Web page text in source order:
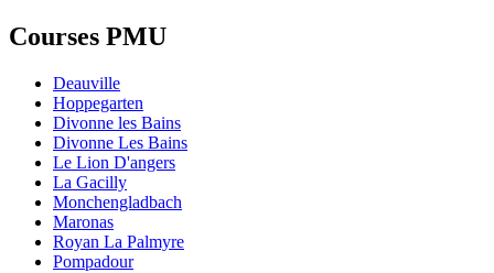
Courses PMU
Deauville
Hoppegarten
Divonne les Bains
Divonne Les Bains
Le Lion D'angers
La Gacilly
Monchengladbach
Maronas
Royan La Palmyre
Pompadour